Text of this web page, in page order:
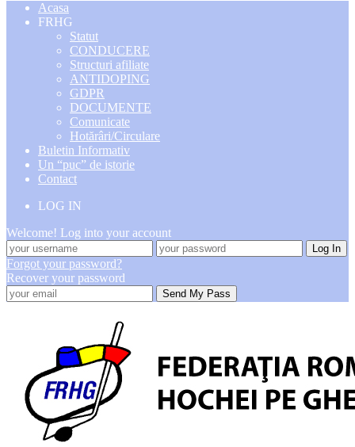
Acasa
FRHG
Statut
CONDUCERE
Structuri afiliate
ANTIDOPING
GDPR
DOCUMENTE
Comunicate
Hotărâri/Circulare
Buletin Informativ
Un “puc” de istorie
Contact
LOG IN
Welcome! Log into your account
Forgot your password?
Recover your password